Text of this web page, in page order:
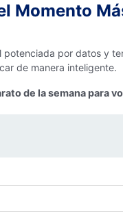
Momento
potenciada por datos y
de manera inteligente.
de la semana para